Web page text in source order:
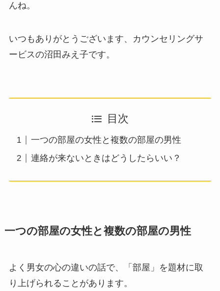
んね。
いつもありがとうございます、カウンセリングサ
ービスの沼田みえ子です。
目次
一つの部屋の女性と複数の部屋の男性
連絡が来ないときはどうしたらいい？
一つの部屋の女性と複数の部屋の男性
よく男女の心の違いの話で、「部屋」を題材に取
り上げられることがあります。